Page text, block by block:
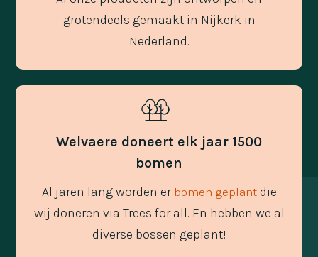
grotendeels gemaakt in Nijkerk in
Nederland.
Welvaere doneert elk jaar 1500
bomen
Al jaren lang worden er bomen geplantdie
wij doneren via Trees for all. En hebben we al
diverse bossen geplant!